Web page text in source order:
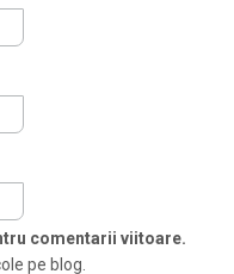
comentarii viitoare.
pe blog.